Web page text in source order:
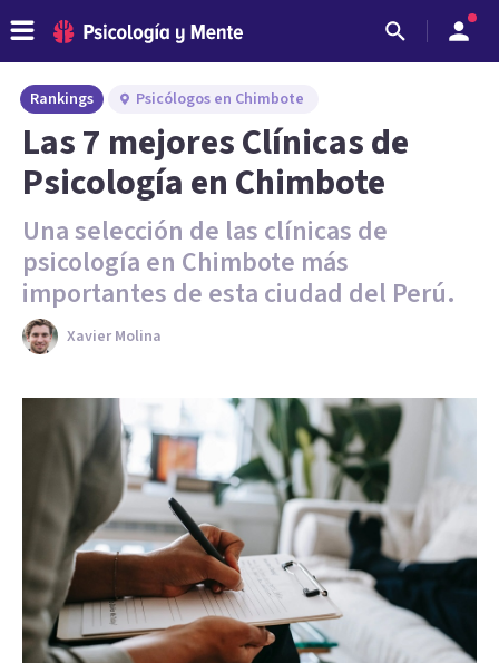
Rankings Psicólogos en Chimbote
Las 7 mejores Clínicas de
Psicología en Chimbote
Una selección de las clínicas de
psicología en Chimbote más
importantes de esta ciudad del Perú.
Xavier Molina